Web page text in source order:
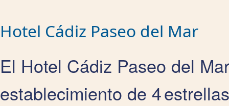
Hotel Cádiz Paseo del Mar
El Hotel Cádiz Paseo del
establecimiento de 4